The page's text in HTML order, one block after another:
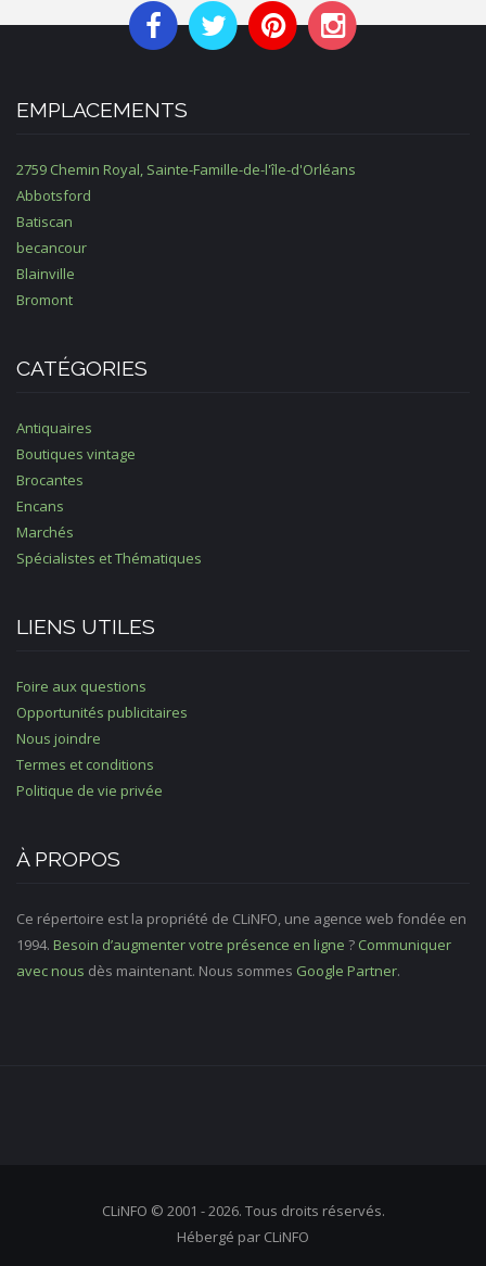
EMPLACEMENTS
2759 Chemin Royal, Sainte-Famille-de-l'île-d'Orléans
Abbotsford
Batiscan
becancour
Blainville
Bromont
CATÉGORIES
Antiquaires
Boutiques vintage
Brocantes
Encans
Marchés
Spécialistes et Thématiques
LIENS UTILES
Foire aux questions
Opportunités publicitaires
Nous joindre
Termes et conditions
Politique de vie privée
À PROPOS
Ce répertoire est la propriété de CLiNFO, une agence web fondée en
1994. Besoin d’augmenter votre présence en ligne ? Communiquer
avec nous dès maintenant. Nous sommes Google Partner.
CLiNFO © 2001 - 2026. Tous droits réservés.
Hébergé par CLiNFO